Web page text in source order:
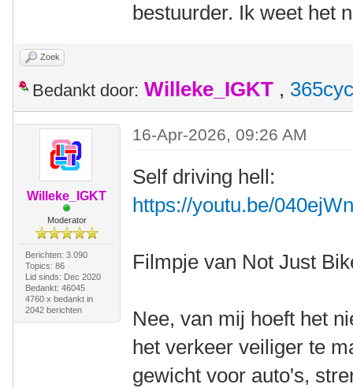
bestuurder. Ik weet het
Zoek
Bedankt door: Willeke_IGKT ,
Willeke_IGKT
Moderator
Berichten: 3.090
Topics: 86
Lid sinds: Dec 2020
Bedankt: 46045
4760 x bedankt in
2042 berichten
16-Apr-2026, 09:26 AM
Self driving hell:
https://youtu.be/
Filmpje van Not Just
Nee, van mij hoeft het
het verkeer veiliger te
gewicht voor auto's,